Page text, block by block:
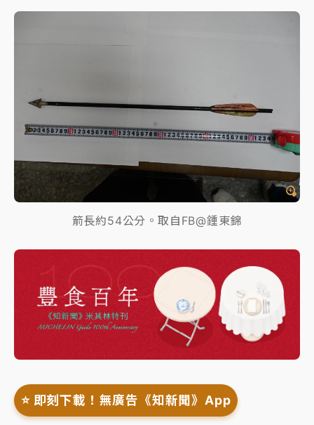
箭長約54公分。取自FB@鍾東錦
⭐️ 即刻下載！無廣告《知新聞》App